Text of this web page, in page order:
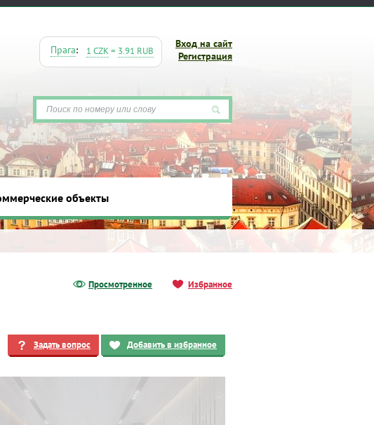
Вход на сайт
Регистрация
Прага: 1 CZK= 3.91 RUB
объекты
объекты
Просмотренное Избранное
Задать вопрос Добавить в избранное